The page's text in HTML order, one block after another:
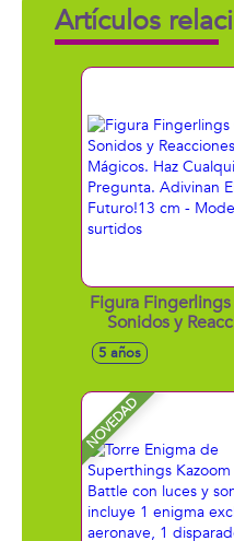
Artículos
Figura
Sonidos y
Colores
Cualquier
Modelos
5 años
NOVEDAD